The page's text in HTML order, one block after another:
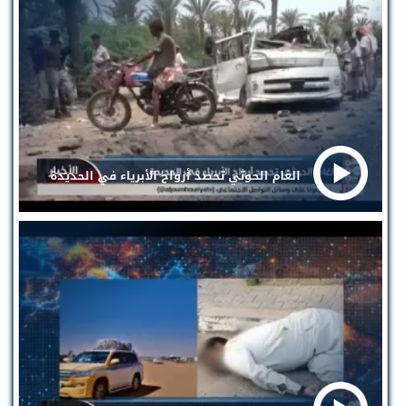
الغام الحوثي تحصد أرواح الأبرياء في الحديدة